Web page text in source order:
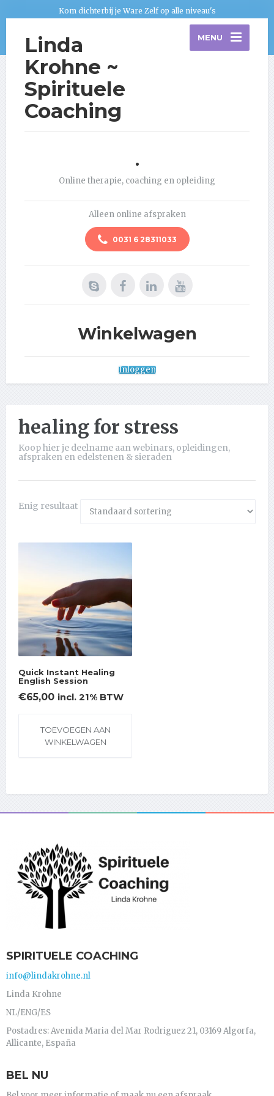
Kom dichterbij je Ware Zelf op alle niveau's
Linda
Krohne ~
Spirituele
Coaching
MENU
.
Online therapie, coaching en opleiding
Alleen online afspraken
0031 6 28311033
Winkelwagen
Inloggen
healing for stress
Koop hier je deelname aan webinars, opleidingen,
afspraken en edelstenen & sieraden
Enig resultaat
Quick Instant Healing
English Session
€65,00 incl. 21% BTW
TOEVOEGEN AAN
WINKELWAGEN
SPIRITUELE COACHING
info@lindakrohne.nl
Linda Krohne
NL/ENG/ES
Postadres: Avenida Maria del Mar Rodriguez 21, 03169 Algorfa,
Allicante, España
BEL NU